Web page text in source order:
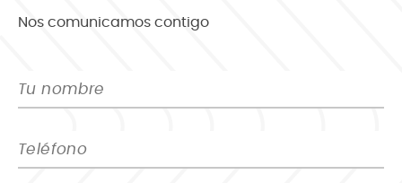
Nos comunicamos contigo